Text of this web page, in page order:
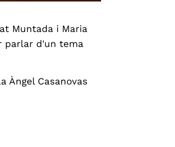
Muntada i Maria
parlar d'un tema
Àngel Casanovas